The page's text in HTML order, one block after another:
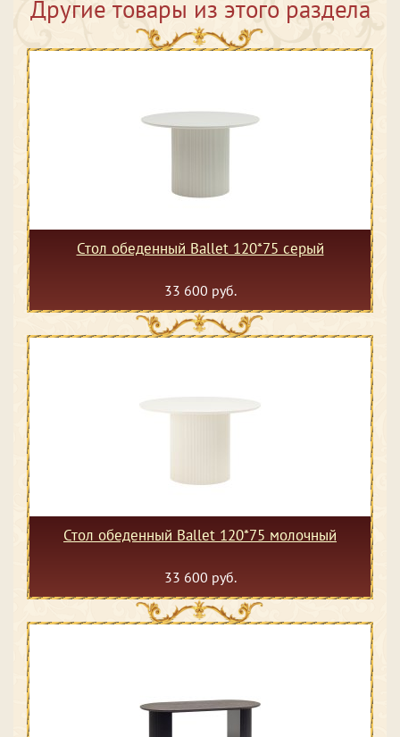
Другие товары из этого раздела
Стол обеденный Ballet 120*75 серый
33 600 руб.
Стол обеденный Ballet 120*75 молочный
33 600 руб.